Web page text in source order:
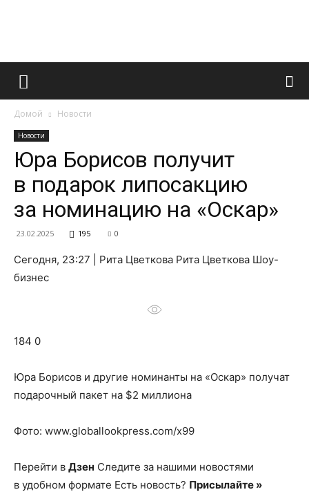
Французский
и
о
нем
Домой Новости
Новости
Юра Борисов получит
в подарок липосакцию
за номинацию на «Оскар»
23.02.2025 195 0
Сегодня, 23:27 | Рита Цветкова Рита Цветкова Шоу-
бизнес
184 0
Юра Борисов и другие номинанты на «Оскар» получат
подарочный пакет на $2 миллиона
Фото: www.globallookpress.com/x99
Перейти в Дзен Следите за нашими новостями
в удобном формате Есть новость? Присылайте »